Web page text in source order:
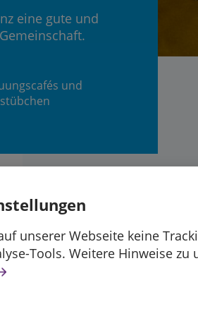
eine gute und
und
mit Demenz
unserer Webseite keine
Tools. Weitere Hinweise zu